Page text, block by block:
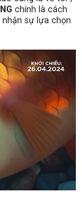
chính là cách
sự lựa chọn